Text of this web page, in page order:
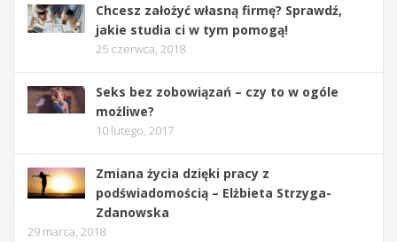
Chcesz założyć własną firmę? Sprawdź,
jakie studia ci w tym pomogą!
25 czerwca, 2018
Seks bez zobowiązań – czy to w ogóle
możliwe?
10 lutego, 2017
Zmiana życia dzięki pracy z
podświadomością – Elżbieta Strzyga-
Zdanowska
29 marca, 2018